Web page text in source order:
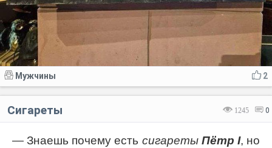
2
Мужчины
1245 0
Сигареты
— Знаешь почему есть сигареты Пётр I, но